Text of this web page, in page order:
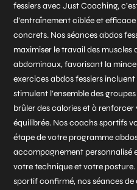
fessiers avec Just Coaching,
d’entraînement ciblée et
concrets. Nos séances abdos
maximiser le travail des muscles
abdominaux, favorisant la
exercices abdos fessiers
stimulent l’ensemble des
brûler des calories et à
équilibrée. Nos coachs sportifs
étape de votre programme
accompagnement personnalisé
votre technique et votre
sportif confirmé, nos séances de